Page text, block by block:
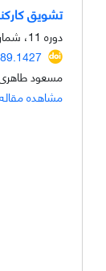
تشویق
دوره 11، شماره 2، بهار 1400، صفحه
مسعود
مشاهده مقاله